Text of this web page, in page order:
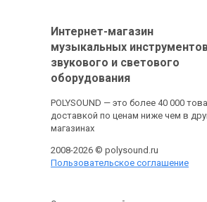
Интернет-магазин
музыкальных
звукового и светового
оборудования
POLYSOUND — это более 40 000
доставкой по ценам ниже чем в
магазинах
2008-2026 © polysound.ru
Пользовательское соглашение